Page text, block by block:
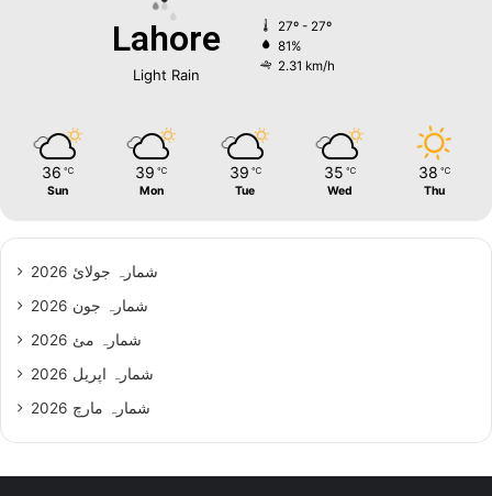
Lahore
Light Rain
27º - 27º
81%
2.31 km/h
36 ℃
Sun
39 ℃
Mon
39 ℃
Tue
35 ℃
Wed
38 ℃
Thu
شمارہ جولائ 2026
شمارہ جون 2026
شمارہ مئ 2026
شمارہ اپریل 2026
شمارہ مارچ 2026